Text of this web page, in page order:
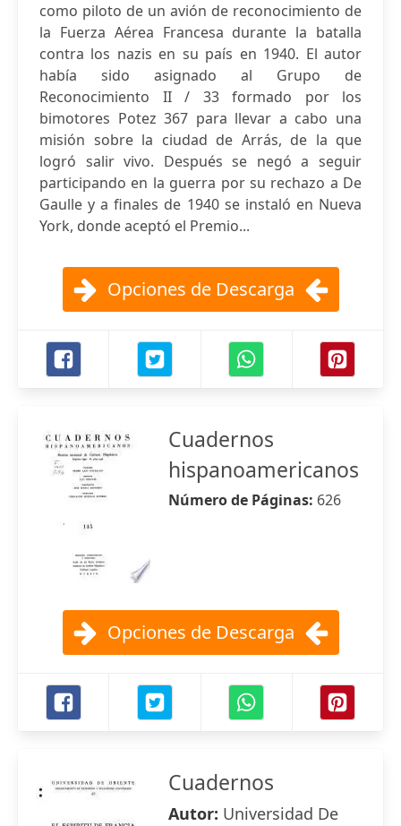
como piloto de un avión de reconocimiento de
la Fuerza Aérea Francesa durante la batalla
contra los nazis en su país en 1940. El autor
había sido asignado al Grupo de
Reconocimiento II / 33 formado por los
bimotores Potez 367 para llevar a cabo una
misión sobre la ciudad de Arrás, de la que
logró salir vivo. Después se negó a seguir
participando en la guerra por su rechazo a De
Gaulle y a finales de 1940 se instaló en Nueva
York, donde aceptó el Premio...
Opciones de Descarga
Cuadernos
hispanoamericanos
Número de Páginas: 626
Opciones de Descarga
Cuadernos
Autor: Universidad De